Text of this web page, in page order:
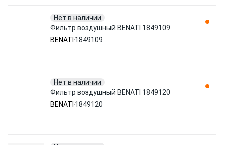
Нет в наличии
Фильтр воздушный BENATI 1849109
BENATI 1849109
Нет в наличии
Фильтр воздушный BENATI 1849120
BENATI 1849120